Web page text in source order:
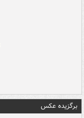
برگزیده عکس